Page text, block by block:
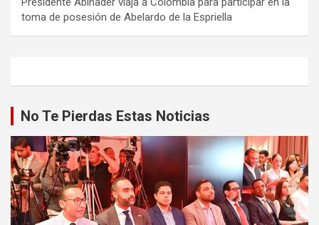
toma de posesión de Abelardo de la Espriella
No Te Pierdas Estas Noticias